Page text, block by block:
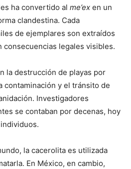
ha convertido al me’ex en un
clandestina. Cada
de ejemplares son extraídos
consecuencias legales visibles.
la destrucción de playas por
contaminación y el tránsito de
Investigadores
se contaban por decenas, hoy
la cacerolita es utilizada
En México, en cambio,